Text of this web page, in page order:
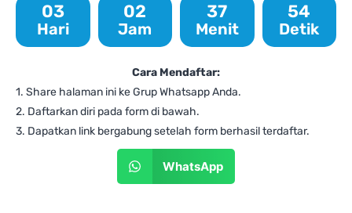
03
Hari
02
Jam
37
Menit
53
Detik
Cara Mendaftar:
1. Share halaman ini ke Grup Whatsapp Anda.
2. Daftarkan diri pada form di bawah.
3. Dapatkan link bergabung setelah form berhasil terdaftar.
WhatsApp